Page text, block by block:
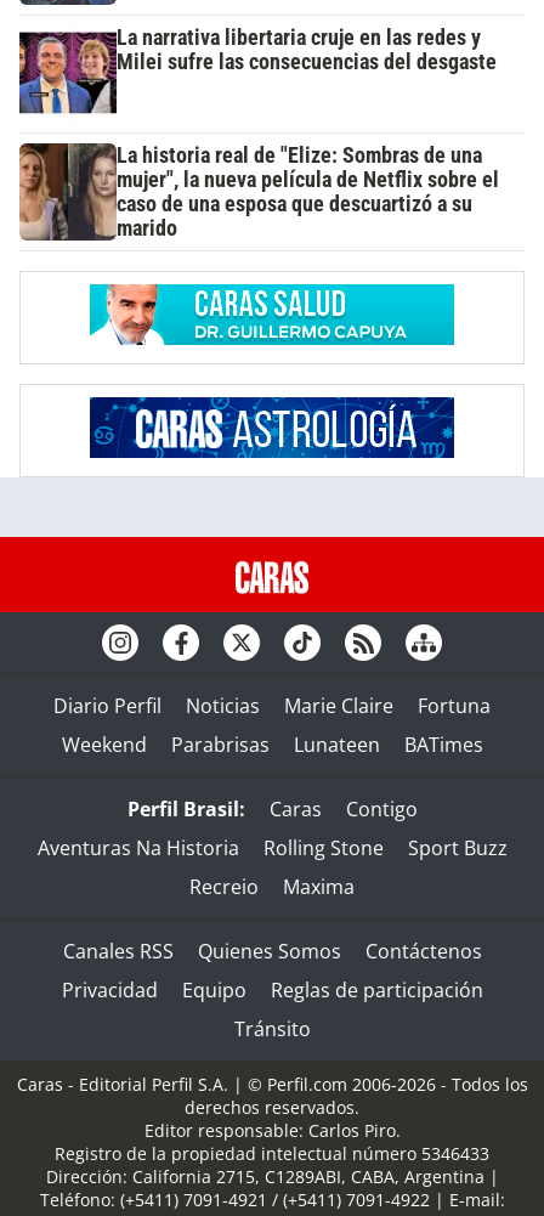
La narrativa libertaria cruje en las redes y
Milei sufre las consecuencias del desgaste
La historia real de "Elize: Sombras de una
mujer", la nueva película de Netflix sobre el
caso de una esposa que descuartizó a su
marido
Diario Perfil Noticias Marie Claire
Fortuna
Weekend
Parabrisas Lunateen BATimes
Perfil Brasil: Caras
Contigo
Aventuras Na Historia
Rolling Stone
Sport Buzz
Recreio
Maxima
Canales RSS Quienes Somos
Contáctenos
Privacidad
Equipo
Reglas de participación
Tránsito
Caras - Editorial Perfil S.A. | © Perfil.com 2006-2026 - Todos los
derechos reservados.
Editor responsable: Carlos Piro.
Registro de la propiedad intelectual número 5346433
Dirección: California 2715, C1289ABI, CABA, Argentina |
Teléfono: (+5411) 7091-4921 / (+5411) 7091-4922| E-mail: